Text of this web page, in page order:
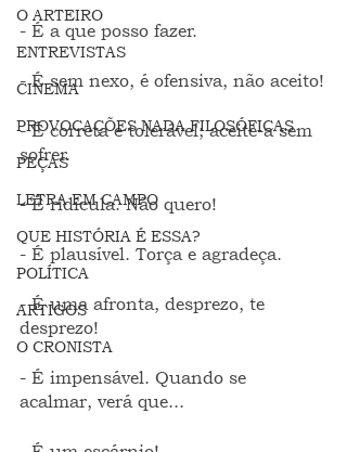
O ARTEIRO
ENTREVISTAS
CINEMA
PROVOCAÇÕES NADA FILOSÓFICAS
PEÇAS
LETRA EM CAMPO
QUE HISTÓRIA É ESSA?
POLÍTICA
ARTIGOS
O CRONISTA
- É a que posso fazer.
- É sem nexo, é ofensiva, não aceito!
- É correta e tolerável; aceite-a sem
sofrer.
- É ridícula. Não quero!
- É plausível. Torça e agradeça.
- É uma afronta, desprezo, te
desprezo!
- É impensável. Quando se
acalmar, verá que...